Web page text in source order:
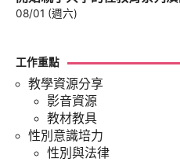
08/01 (週六)
工作重點
教學資源分享
影音資源
教材教具
性別意識培力
性別與法律